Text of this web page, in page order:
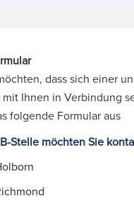
dass sich einer
Ihnen in Verbindung
folgende Formular aus
Stelle möchten Sie